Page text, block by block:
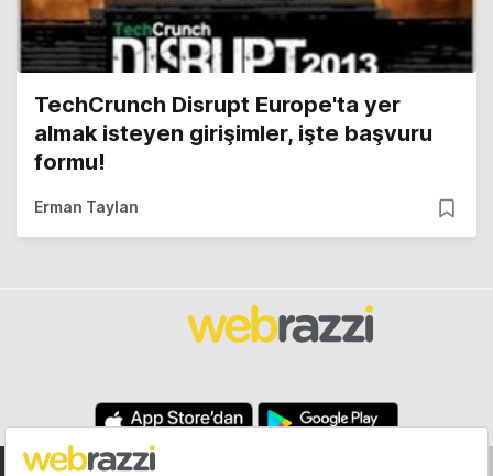
TechCrunch Disrupt Europe'ta yer
almak isteyen girişimler, işte başvuru
formu!
Erman Taylan